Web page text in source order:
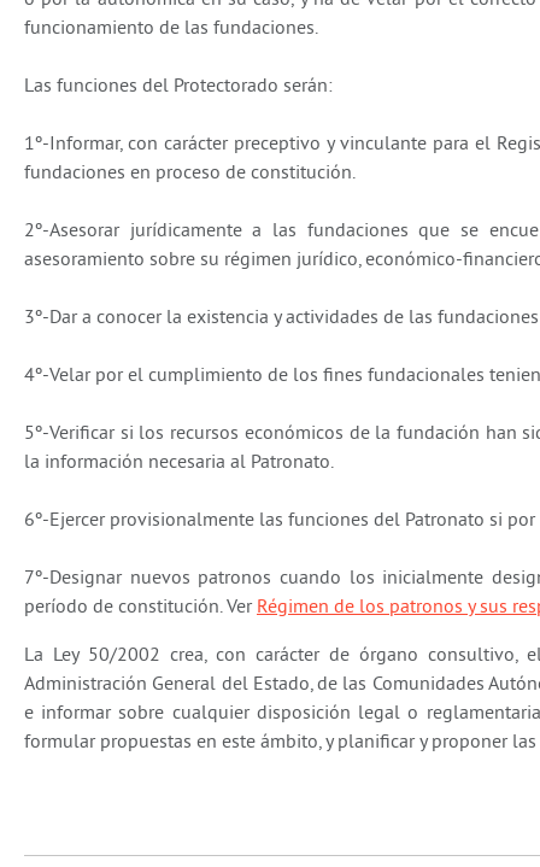
funcionamiento de las fundaciones.
Las funciones del Protectorado serán:
1º-Informar, con carácter preceptivo y vinculante para el
fundaciones en proceso de constitución.
2º-Asesorar jurídicamente a las fundaciones que se
asesoramiento sobre su régimen jurídico, económico-
3º-Dar a conocer la existencia y actividades de las
4º-Velar por el cumplimiento de los fines fundacionales
5º-Verificar si los recursos económicos de la fundación han
la información necesaria al Patronato.
6º-Ejercer provisionalmente las funciones del Patronato si
7º-Designar nuevos patronos cuando los inicialmente
período de constitución. Ver Régimen de los patronos y sus
La Ley 50/2002 crea, con carácter de órgano consultivo,
Administración General del Estado, de las Comunidades
e informar sobre cualquier disposición legal o
formular propuestas en este ámbito, y planificar y proponer